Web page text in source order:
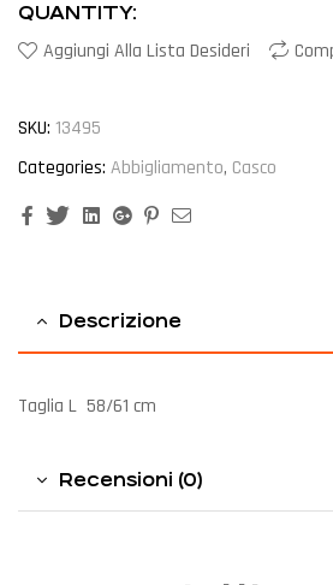
QUANTITY:
Aggiungi Alla Lista Desideri
SKU: 13495
Categories: Abbigliamento, Casco
FacebookTwitterLinkedinGoogle+Pinterest
Descrizione
Taglia L 58/61 cm
Recensioni (0)